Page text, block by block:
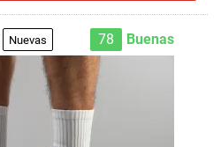
Nuevas 78 Buenas